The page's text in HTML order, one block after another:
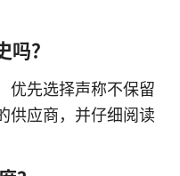
？
优先选择声称不保留
供应商，并仔细阅读